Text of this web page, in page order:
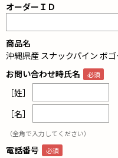
オーダーＩＤ
商品名
沖縄県産 スナックパイン ボ
お問い合わせ時氏名
［姓］
［名］
（全角で入力してください）
電話番号